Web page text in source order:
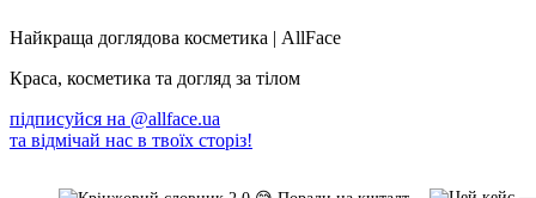
Найкраща доглядова косметика | AllFace
Краса, косметика та догляд за тілом
підписуйся на @allface.ua
та відмічай нас в твоїх сторіз!